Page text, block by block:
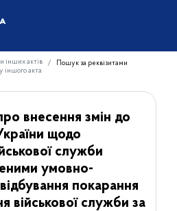
інших актів
Пошук за реквізитами
іншого акта
внесення змін до
щодо
служби
умовно-
покарання
військової служби за